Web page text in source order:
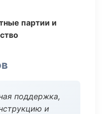
партии и
поддержка,
и